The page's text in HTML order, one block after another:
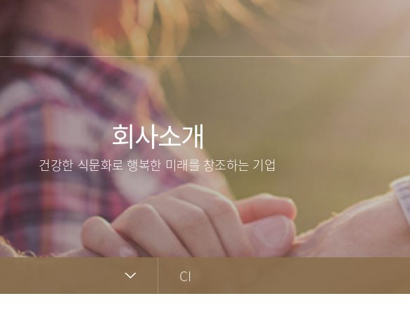
회사소개
건강한 식문화로 행복한 미래를 창조하는 기업
CI